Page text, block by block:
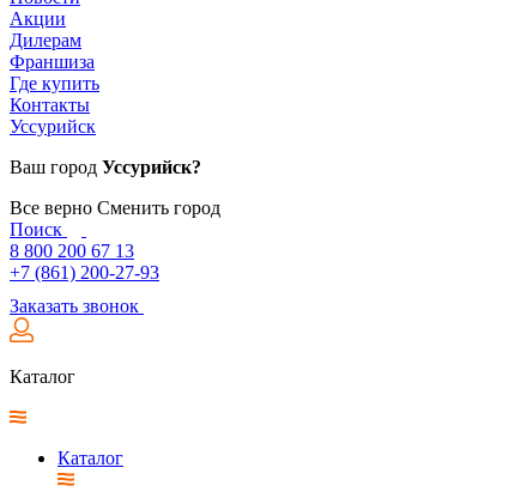
Акции
Дилерам
Франшиза
Где купить
Контакты
Уссурийск
Ваш город Уссурийск?
Все верно Сменить город
Поиск
8 800 200 67 13
+7 (861) 200-27-93
Заказать звонок
Каталог
Каталог